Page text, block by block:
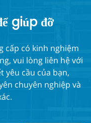
giúp đỡ
cấp có kinh nghiệm
vui lòng liên hệ với
yêu cầu của bạn,
chuyên nghiệp và